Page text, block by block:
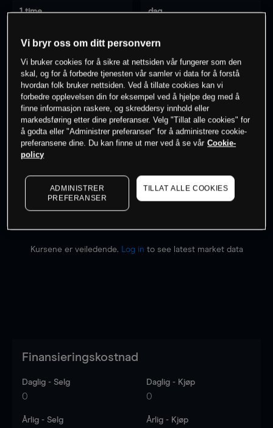
1 time dag
7 dager
-
30 dager
-
0% av kunder erpå dette instrumentet
Kursene er veiledende. Log in to see latest market data
Finansieringskostnad
Daglig - Selg
0
Daglig - Kjøp
0
Årlig - Selg Årlig - Kjøp
Vi bryr oss om ditt personvern
Vi bruker cookies for å sikre at nettsiden vår fungerer som den
skal, og for å forbedre tjenesten vår samler vi data for å forstå
hvordan folk bruker nettsiden. Ved å tillate cookies kan vi
forbedre opplevelsen din for eksempel ved å hjelpe deg med å
finne informasjon raskere, og skreddersy innhold eller
markedsføring etter dine preferanser. Velg "Tillat alle cookies" for
å godta eller "Administrer preferanser" for å administrere cookie-
preferansene dine. Du kan finne ut mer ved å se vår Cookie-
policy
ADMINISTRER
PREFERANSER
TILLAT ALLE COOKIES